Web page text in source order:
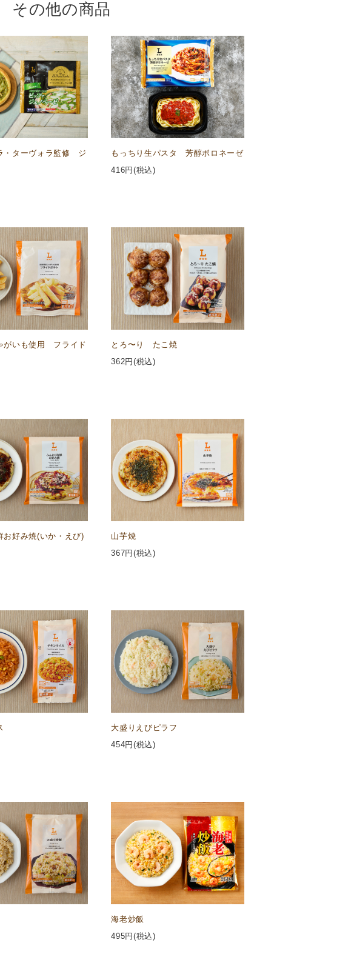
その他の商品
・ターヴォラ監修 ジ
もっちり生パスタ 芳醇ボロネーゼ
416円(税込)
がいも使用 フライド
とろ〜り たこ焼
362円(税込)
お好み焼(いか・えび)
山芋焼
367円(税込)
大盛りえびピラフ
454円(税込)
海老炒飯
495円(税込)